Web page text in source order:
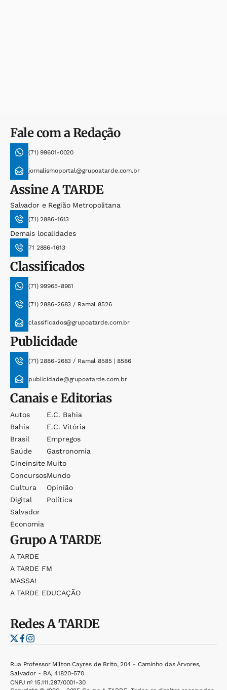
Fale com a Redação
(71) 99601-0020
jornalismoportal@grupoatarde.com.br
AssineA TARDE
Salvador e Região Metropolitana
(71) 2886-1613
Demais localidades
71 2886-1613
Classificados
(71) 99965-8961
(71) 2886-2683 / Ramal 8526
classificados@grupoatarde.com.br
Publicidade
(71) 2886-2683 / Ramal 8585 | 8586
publicidade@grupoatarde.com.br
Canais e Editorias
Autos
Bahia
Brasil
Saúde
Cineinsite
Concursos
Cultura
Digital
Salvador
Economia
E.c. Bahia
E.c. Vitória
Empregos
Gastronomia
Muito
Mundo
Opinião
Política
GrupoA TARDE
A TARDE
A TARDE FM
MASSA!
A TARDE EDUCAÇÃO
RedesA TARDE
Rua Professor Milton Cayres de Brito, 204 - Caminho das Árvores,
Salvador - BA, 41820-570
CNPJ nº 15.111.297/0001-30